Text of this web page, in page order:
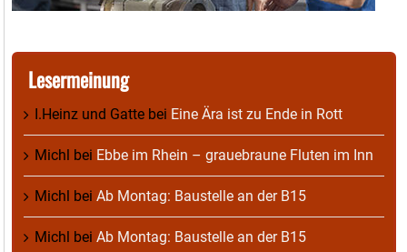
Lesermeinung
I.Heinz und Gatte bei Eine Ära ist zu Ende in Rott
Michl bei Ebbe im Rhein – grauebraune Fluten im Inn
Michl bei Ab Montag: Baustelle an der B15
Michl bei Ab Montag: Baustelle an der B15